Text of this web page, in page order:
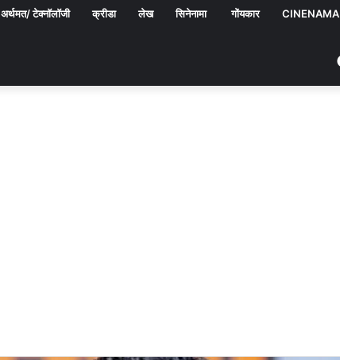
अर्थमत/ टेक्नॉलॉजी क्रीडा लेख सिनेनामा गोंयकार CINENAMA